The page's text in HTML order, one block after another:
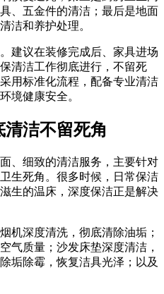
、五金件的清洁；最后是地面
洁和养护处理。
建议在装修完成后、家具进场
清洁工作彻底进行，不留死
用标准化流程，配备专业清洁
境健康安全。
洁不留死角
、细致的清洁服务，主要针对
生死角。很多时候，日常保洁
生的温床，深度保洁正是解决
机深度清洗，彻底清除油垢；
气质量；沙发床垫深度清洁，
垢除霉，恢复洁具光泽；以及